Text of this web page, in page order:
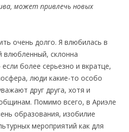
может привлечь новых
очень долго. Я влюбилась в
влюбленный, склонна
более серьезно и вкратце,
люди какие-то особо
друг друга, хотя и
Помимо всего, в Ариэле
образования, изобилие
мероприятий как для